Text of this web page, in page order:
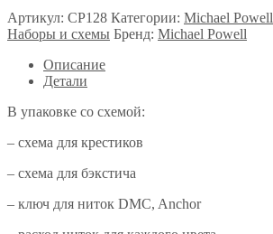
Артикул: CP128 Категории: Michael Powell
Наборы и схемы Бренд: Michael Powell
Описание
Детали
В упаковке со схемой:
– схема для крестиков
– схема для бэкстича
– ключ для ниток DMC, Anchor